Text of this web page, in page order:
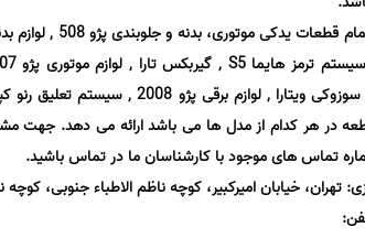
حامیرو تمام
قطعه در هر کدام از مدل ها می باشد ارائه می دهد.
تماس های موجود با کارشناسان ما در تماس باشید.
تهران، خیابان امیرکبیر، کوچه ناظم الاطباء جنوبی،